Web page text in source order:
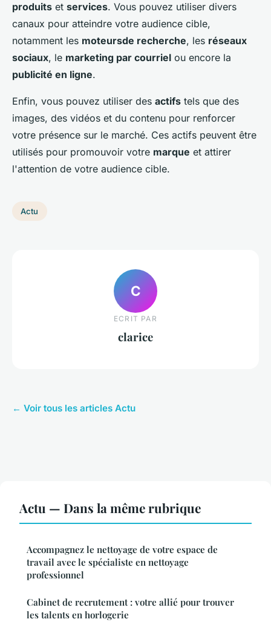
produits et services. Vous pouvez utiliser divers
canaux pour atteindre votre audience cible,
notamment les moteursde recherche, les réseaux
sociaux, le marketing par courriel ou encore la
publicité en ligne.
Enfin, vous pouvez utiliser des actifs tels que des
images, des vidéos et du contenu pour renforcer
votre présence sur le marché. Ces actifs peuvent être
utilisés pour promouvoir votre marque et attirer
l'attention de votre audience cible.
Actu
C
ECRIT PAR
clarice
← Voir tous les articles Actu
Actu — Dans la même rubrique
Accompagnez le nettoyage de votre espace de
travail avec le spécialiste en nettoyage
professionnel
Cabinet de recrutement : votre allié pour trouver
les talents en horlogerie